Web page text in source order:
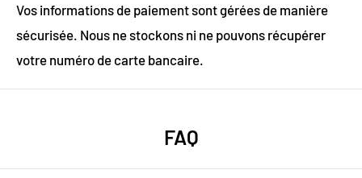
Vinyle & Toile anti-allergène
Matière ignifugée, antistatique et anti-moisissure
e papier peint licorne !
Choisissez ce papier peint licorne qui a un style de
Vos informations de paiement sont gérées de manière
sécurisée. Nous ne stockons ni ne pouvons récupérer
votre numéro de carte bancaire.
FAQ